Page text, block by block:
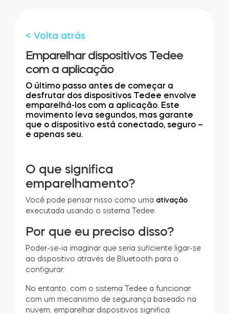
Adaptadores
Acesso ao domicílio
Tedee Biometric Module
Módulo BleBox Smart Relay
< Volta atrás
Emparelhar dispositivos Tedee
com a aplicação
O último passo antes de começar a
desfrutar dos dispositivos Tedee envolve
emparelhá-los com a aplicação. Este
movimento leva segundos, mas garante
que o dispositivo está conectado, seguro –
e apenas seu.
O que significa
emparelhamento?
Você pode pensar nisso como uma ativação
executada usando o sistema Tedee.
Por que eu preciso disso?
Poder-se-ia imaginar que seria suficiente ligar-se
ao dispositivo através de Bluetooth para o
configurar.
No entanto, com o sistema Tedee a funcionar
com um mecanismo de segurança baseado na
nuvem, emparelhar dispositivos significa